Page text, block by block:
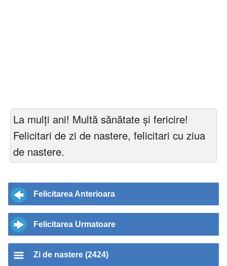
La mulți ani! Multă sănătate și fericire!
Felicitari de zi de nastere, felicitari cu ziua
de nastere.
Felicitarea Anterioara
Felicitarea Urmatoare
Zi de nastere (2424)